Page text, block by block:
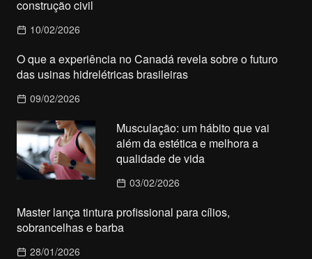
construção civil
10/02/2026
O que a experiência no Canadá revela sobre o futuro
das usinas hidrelétricas brasileiras
09/02/2026
Musculação: um hábito que vai
além da estética e melhora a
qualidade de vida
03/02/2026
Master lança tintura profissional para cílios,
sobrancelhas e barba
28/01/2026